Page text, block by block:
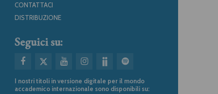
CONTATTACI
DISTRIBUZIONE
Seguici su:
I nostri titoli in versione digitale per il mondo
accademico internazionale sono disponibili su: